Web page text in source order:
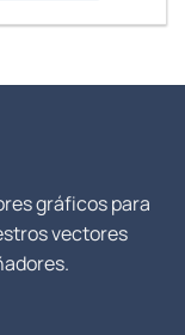
$ 24.00.$ 8.99.
gráficos para
vectores